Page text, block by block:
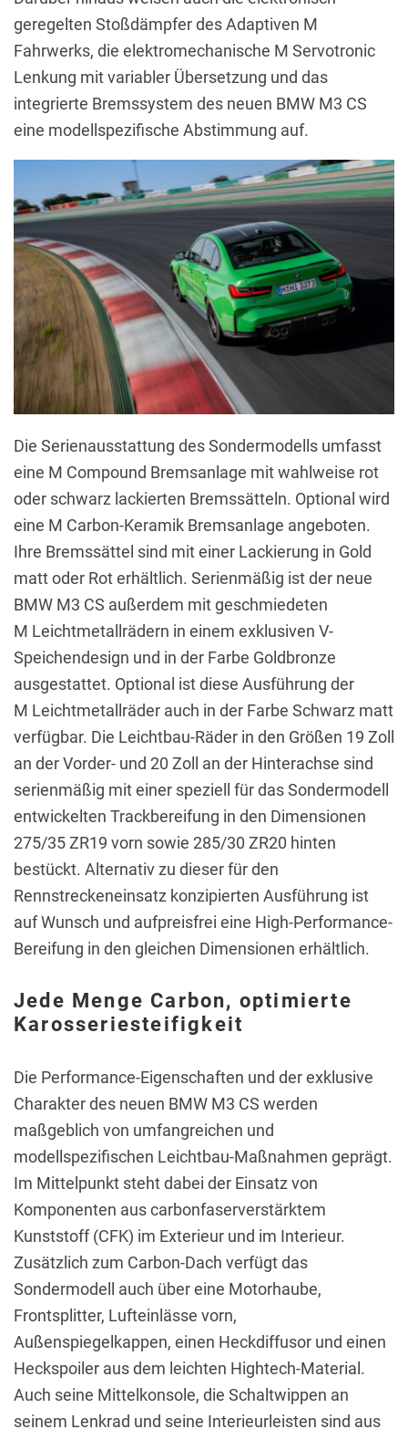
geregelten Stoßdämpfer des Adaptiven M
Fahrwerks, die elektromechanische M Servotronic
Lenkung mit variabler Übersetzung und das
integrierte Bremssystem des neuen BMW M3 CS
eine modellspezifische Abstimmung auf.
Die Serienausstattung des Sondermodells umfasst
eine M Compound Bremsanlage mit wahlweise rot
oder schwarz lackierten Bremssätteln. Optional wird
eine M Carbon-Keramik Bremsanlage angeboten.
Ihre Bremssättel sind mit einer Lackierung in Gold
matt oder Rot erhältlich. Serienmäßig ist der neue
BMW M3 CS außerdem mit geschmiedeten
M Leichtmetallrädern in einem exklusiven V-
Speichendesign und in der Farbe Goldbronze
ausgestattet. Optional ist diese Ausführung der
M Leichtmetallräder auch in der Farbe Schwarz matt
verfügbar. Die Leichtbau-Räder in den Größen 19 Zoll
an der Vorder- und 20 Zoll an der Hinterachse sind
serienmäßig mit einer speziell für das Sondermodell
entwickelten Trackbereifung in den Dimensionen
275/35 ZR19 vorn sowie 285/30 ZR20 hinten
bestückt. Alternativ zu dieser für den
Rennstreckeneinsatz konzipierten Ausführung ist
auf Wunsch und aufpreisfrei eine High-Performance-
Bereifung in den gleichen Dimensionen erhältlich.
Jede Menge Carbon, optimierte
Karosseriesteifigkeit
Die Performance-Eigenschaften und der exklusive
Charakter des neuen BMW M3 CS werden
maßgeblich von umfangreichen und
modellspezifischen Leichtbau-Maßnahmen geprägt.
Im Mittelpunkt steht dabei der Einsatz von
Komponenten aus carbonfaserverstärktem
Kunststoff (CFK) im Exterieur und im Interieur.
Zusätzlich zum Carbon-Dach verfügt das
Sondermodell auch über eine Motorhaube,
Frontsplitter, Lufteinlässe vorn,
Außenspiegelkappen, einen Heckdiffusor und einen
Heckspoiler aus dem leichten Hightech-Material.
Auch seine Mittelkonsole, die Schaltwippen an
seinem Lenkrad und seine Interieurleisten sind aus